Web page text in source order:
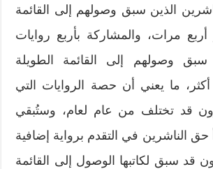
الذين سبق وصولهم إلى القائمة
أربع مرات، والمشاركة بأربع روايات
سبق وصولهم إلى القائمة الطويلة
ما يعني أن حصة الروايات التي
قد تختلف من عام لعام، وستُبقي
حق الناشرين في التقدم برواية إضافية
قد سبق لكاتبها الوصول إلى القائمة